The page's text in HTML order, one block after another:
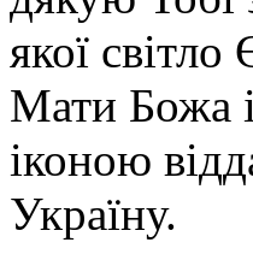
якої
Мати Божа
іконою
Україну.